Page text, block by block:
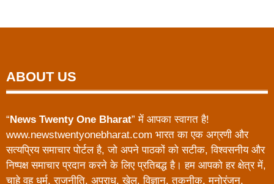
ABOUT US
“News Twenty One Bharat” में आपका स्वागत है!
www.newstwentyonebharat.com भारत का एक अग्रणी और
सत्यप्रिय समाचार पोर्टल है, जो अपने पाठकों को सटीक, विश्वसनीय और
निष्पक्ष समाचार प्रदान करने के लिए प्रतिबद्ध है। हम आपको हर क्षेत्र में,
चाहे वह धर्म, राजनीति, अपराध, खेल, विज्ञान, तकनीक, मनोरंजन,